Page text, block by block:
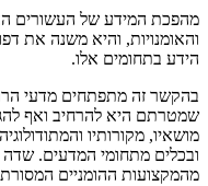
מהפכת המידע של העשורים
והאומנויות, והיא משנה את
הידע בתחומים אלו.
שמטרתם היא להרחיב ואף
מושאיו, מקורותיו
ובכלים מתחומי המדעים.
מהמקצועות ההומניים